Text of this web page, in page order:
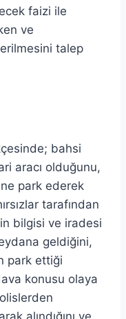
faizi ile
ve
talep
bahsi
aracı olduğunu,
park ederek
tarafından
bilgisi ve iradesi
geldiğini,
park ettiği
konusu olaya
alındığını ve